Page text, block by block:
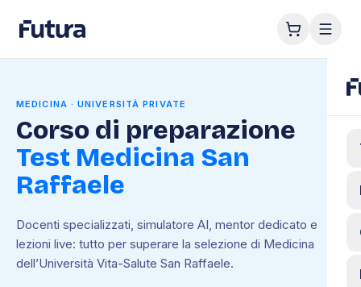
MEDICINA · UNIVERSITÀ PRIVATE
Corso di preparazione
Test Medicina San
Raffaele
Docenti specializzati, simulatore AI, mentor dedicato e
lezioni live: tutto per superare la selezione di Medicina
dell’Università Vita-Salute San Raffaele.